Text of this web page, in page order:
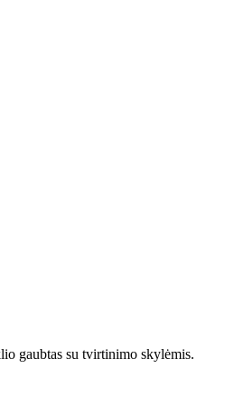
gaubtas su tvirtinimo skylėmis.